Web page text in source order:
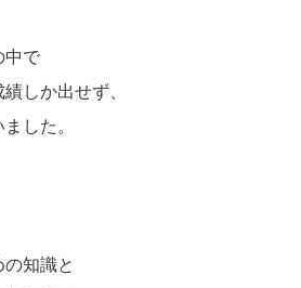
中で
しか出せず、
した。
知識と